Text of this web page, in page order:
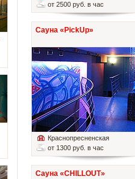
от 2500 руб. в час
Сауна «PickUp»
Краснопресненская
от 1300 руб. в час
Сауна «CHILLOUT»